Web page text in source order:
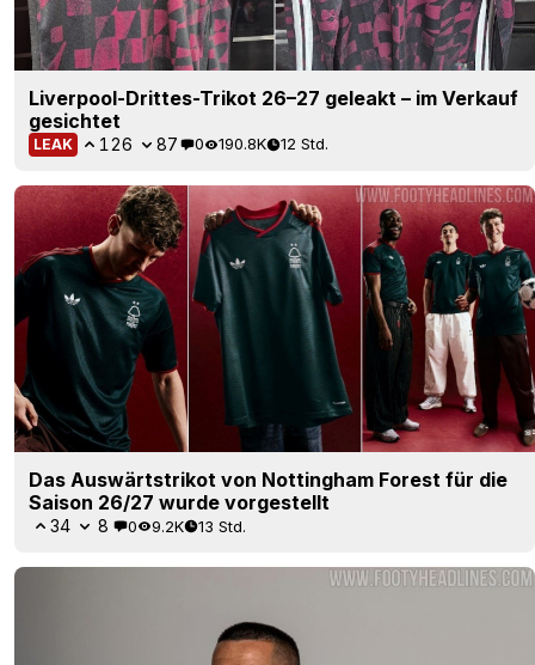
Liverpool-Drittes-Trikot 26–27 geleakt – im Verkauf
gesichtet
LEAK 126 87 0 190.8K 12 Std.
Das Auswärtstrikot von Nottingham Forest für die
Saison 26/27 wurde vorgestellt
34 8 0 9.2K 13 Std.